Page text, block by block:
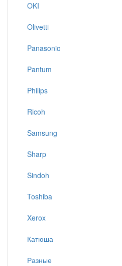
OKI
Olivetti
Panasonic
Pantum
Philips
Ricoh
Samsung
Sharp
Sindoh
Toshiba
Xerox
Катюша
Разные